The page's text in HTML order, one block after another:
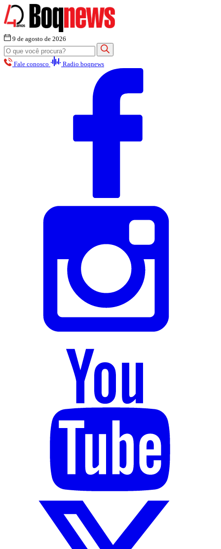
9 de agosto de 2026
Fale conosco Radio boqnews